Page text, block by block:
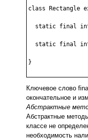
class Rectangle
static final
static final
}
Ключевое слово
окончательное и
Абстрактные
Абстрактные
классе не
необходимость